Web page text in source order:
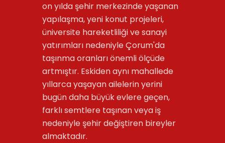
on yılda şehir merkezinde yaşanan
yapılaşma, yeni konut projeleri,
üniversite hareketliliği ve sanayi
yatırımları nedeniyle Çorum'da
taşınma oranları önemli ölçüde
artmıştır. Eskiden aynı mahallede
yıllarca yaşayan ailelerin yerini
bugün daha büyük evlere geçen,
farklı semtlere taşınan veya iş
nedeniyle şehir değiştiren bireyler
almaktadır.